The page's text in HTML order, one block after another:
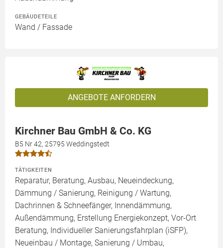
GEBÄUDETEILE
Wand / Fassade
ANGEBOTE ANFORDERN
Kirchner Bau GmbH & Co. KG
B5 Nr 42, 25795 Weddingstedt
TÄTIGKEITEN
Reparatur, Beratung, Ausbau, Neueindeckung,
Dämmung / Sanierung, Reinigung / Wartung,
Dachrinnen & Schneefänger, Innendämmung,
Außendämmung, Erstellung Energiekonzept, Vor-Ort
Beratung, Individueller Sanierungsfahrplan (iSFP),
Neueinbau / Montage, Sanierung / Umbau,